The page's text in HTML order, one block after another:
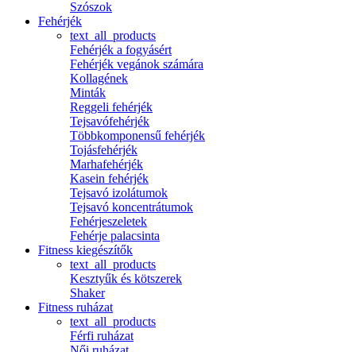
Szószok
Fehérjék
text_all_products
Fehérjék a fogyásért
Fehérjék vegánok számára
Kollagének
Minták
Reggeli fehérjék
Tejsavófehérjék
Többkomponensű fehérjék
Tojásfehérjék
Marhafehérjék
Kasein fehérjék
Tejsavó izolátumok
Tejsavó koncentrátumok
Fehérjeszeletek
Fehérje palacsinta
Fitness kiegészítők
text_all_products
Kesztyűk és kötszerek
Shaker
Fitness ruházat
text_all_products
Férfi ruházat